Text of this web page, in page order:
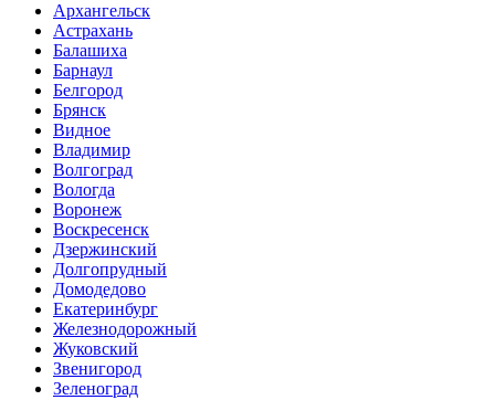
Архангельск
Астрахань
Балашиха
Барнаул
Белгород
Брянск
Видное
Владимир
Волгоград
Вологда
Воронеж
Воскресенск
Дзержинский
Долгопрудный
Домодедово
Екатеринбург
Железнодорожный
Жуковский
Звенигород
Зеленоград